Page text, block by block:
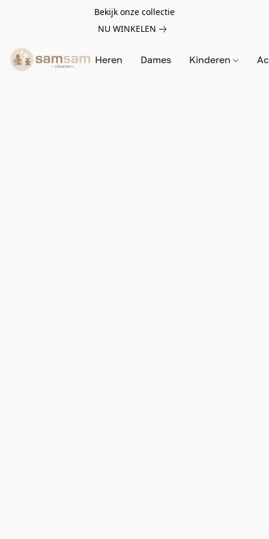
Bekijk onze collectie
NU WINKELEN
Heren Dames Kinderen